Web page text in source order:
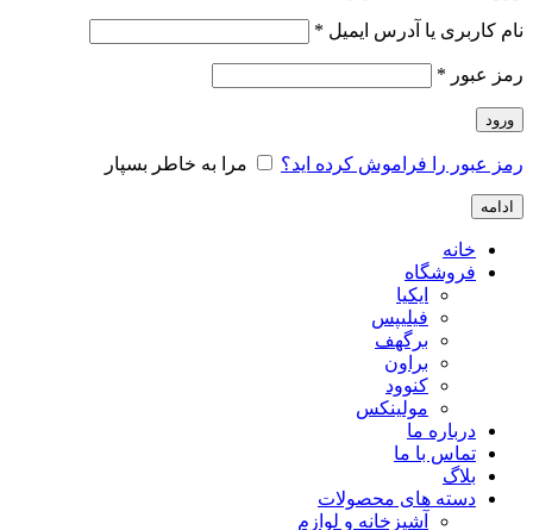
نام کاربری یا آدرس ایمیل *
رمز عبور *
ورود
رمز عبور را فراموش کرده اید؟ مرا به خاطر بسپار
ادامه
خانه
فروشگاه
ایکیا
فیلیپس
برگهف
براون
کنوود
مولینکس
درباره ما
تماس با ما
بلاگ
دسته های محصولات
آشپزخانه و لوازم